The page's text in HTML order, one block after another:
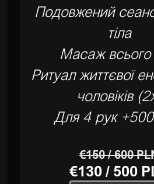
Подовжений
тіла
Масаж всього
Ритуал життєвої
чоловіків
Для 4 рук
€150 / 600
€130 / 500